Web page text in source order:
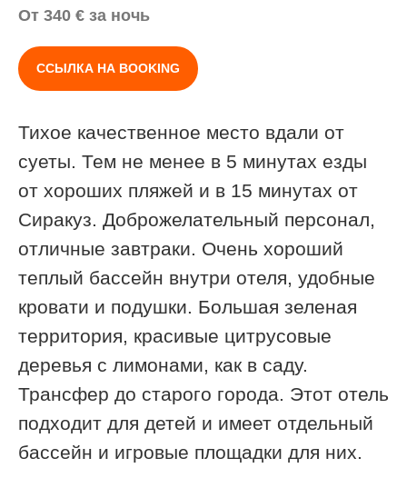
От 340 € за ночь
ССЫЛКА НА BOOKING
Тихое качественное место вдали от
суеты. Тем не менее в 5 минутах езды
от хороших пляжей и в 15 минутах от
Сиракуз. Доброжелательный персонал,
отличные завтраки. Очень хороший
теплый бассейн внутри отеля, удобные
кровати и подушки. Большая зеленая
территория, красивые цитрусовые
деревья с лимонами, как в саду.
Трансфер до старого города. Этот отель
подходит для детей и имеет отдельный
бассейн и игровые площадки для них.